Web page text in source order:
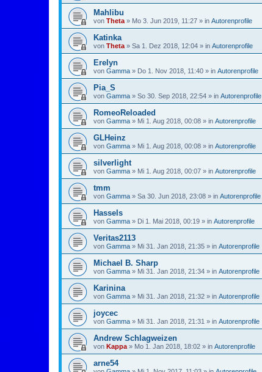
Mahlibu
von Theta » Mo 3. Jun 2019, 11:27 » in Autorenprofile
Katinka
von Theta » Sa 1. Dez 2018, 12:04 » in Autorenprofile
Erelyn
von Gamma » Do 1. Nov 2018, 11:40 » in Autorenprofile
Pia_S
von Gamma » So 30. Sep 2018, 22:54 » in Autorenprofile
RomeoReloaded
von Gamma » Mi 1. Aug 2018, 00:08 » in Autorenprofile
GLHeinz
von Gamma » Mi 1. Aug 2018, 00:08 » in Autorenprofile
silverlight
von Gamma » Mi 1. Aug 2018, 00:07 » in Autorenprofile
tmm
von Gamma » Sa 30. Jun 2018, 23:08 » in Autorenprofile
Hassels
von Gamma » Di 1. Mai 2018, 00:19 » in Autorenprofile
Veritas2113
von Gamma » Mi 31. Jan 2018, 21:35 » in Autorenprofile
Michael B. Sharp
von Gamma » Mi 31. Jan 2018, 21:34 » in Autorenprofile
Karinina
von Gamma » Mi 31. Jan 2018, 21:32 » in Autorenprofile
joycec
von Gamma » Mi 31. Jan 2018, 21:31 » in Autorenprofile
Andrew Schlagweizen
von Kappa » Mo 1. Jan 2018, 18:02 » in Autorenprofile
arne54